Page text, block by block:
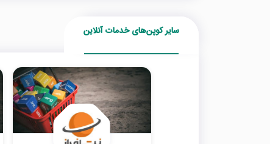
سایر کوپن‌های خدمات آنلاین